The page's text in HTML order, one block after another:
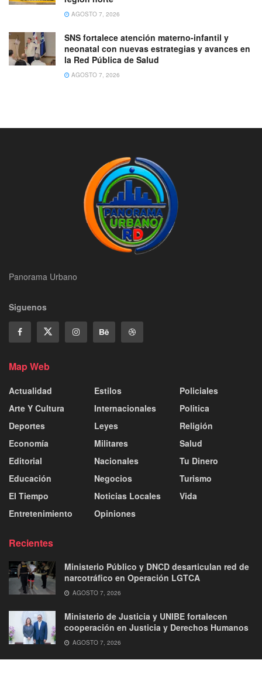
AGOSTO 7, 2026
SNS fortalece atención materno-infantil y
neonatal con nuevas estrategias y avances en
la Red Pública de Salud
AGOSTO 7, 2026
Panorama Urbano
Siguenos
Map Web
Actualidad
Arte Y Cultura
Deportes
Economía
Editorial
Educación
El Tiempo
Entretenimiento
Estilos
Internacionales
Leyes
Militares
Nacionales
Negocios
Noticias Locales
Opiniones
Policiales
Politica
Religión
Salud
Tu Dinero
Turismo
Vida
Recientes
Ministerio Público y DNCD desarticulan red de
narcotráfico en Operación LGTCA
AGOSTO 7, 2026
Ministerio de Justicia y UNIBE fortalecen
cooperación en Justicia y Derechos Humanos
AGOSTO 7, 2026